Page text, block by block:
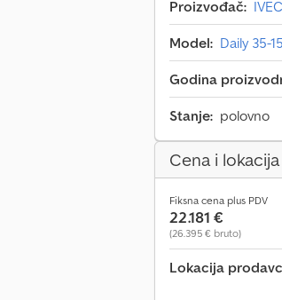
Proizvođač:
Model: Daily 35-
Godina
Stanje: polovno
Cena i lokacija
Fiksna cena plus PDV
22.181 €
(26.395 € bruto)
Lokacija